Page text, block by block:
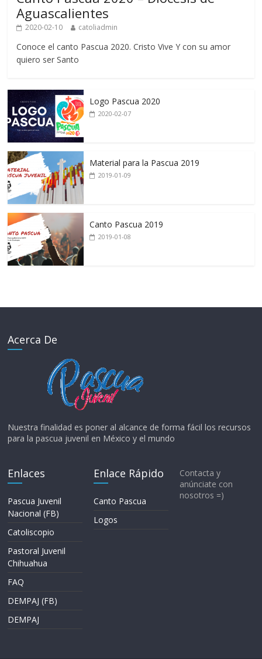
Aguascalientes
2020-02-10 catoliadmin
Conoce el canto Pascua 2020. Cristo Vive Y con su amor
quiero ser Santo
Logo Pascua 2020
2020-02-07
Material para la Pascua 2019
2019-01-09
Canto Pascua 2019
2019-01-08
Acerca De
Nuestra finalidad es poner al alcance de forma fácil los recursos
para la pascua juvenil en México y el mundo
Enlaces
Pascua Juvenil
Nacional (FB)
Catoliscopio
Pastoral Juvenil
Chihuahua
FAQ
DEMPAJ (FB)
DEMPAJ
Enlace Rápido
Canto Pascua
Logos
Contacta y
anúnciate con
nosotros =)